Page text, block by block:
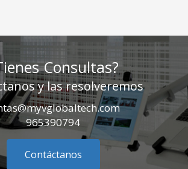
Consultas?
y las resolveremos
965390794
Contáctanos